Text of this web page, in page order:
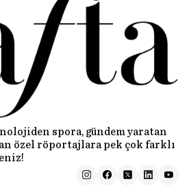
spora, gündem yaratan
özel röportajlara pek çok farklı